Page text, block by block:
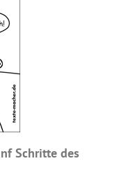
Schritte des